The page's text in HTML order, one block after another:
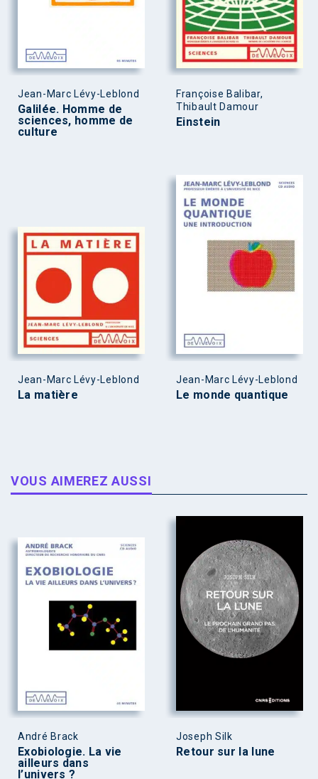
Jean-Marc Lévy-Leblond
Galilée. Homme de
sciences, homme de
culture
Françoise Balibar,
Thibault Damour
Einstein
Jean-Marc Lévy-Leblond
La matière
Jean-Marc Lévy-Leblond
Le monde quantique
VOUS AIMEREZ AUSSI
André Brack
Exobiologie. La vie
ailleurs dans
l’univers ?
Joseph Silk
Retour sur la lune